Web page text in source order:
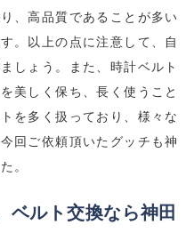
、高品質であることが多い
。以上の点に注意して、自
しょう。また、時計ベルト
美しく保ち、長く使うこと
を多く扱っており、様々な
回ご依頼頂いたグッチも神
。
ベルト交換なら神田